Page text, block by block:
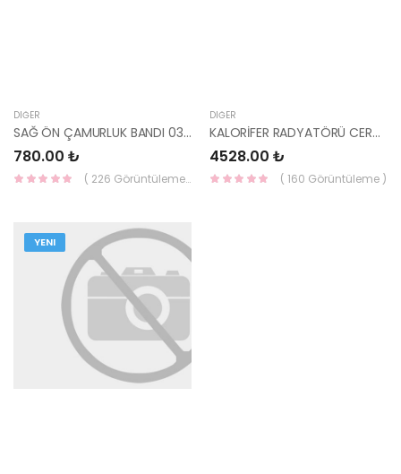
DIĞER
SAĞ ÖN ÇAMURLUK BANDI 03-06 ADMİRA 87712-25500-HMC
780.00 ₺
( 226 Görüntüleme )
DIĞER
KALORİFER RADYATÖRÜ CERATO 04-09 97138-2F000-YS
4528.00 ₺
( 160 Görüntüleme )
YENI